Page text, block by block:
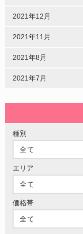
2021年12月
2021年11月
2021年8月
2021年7月
種別
エリア
価格帯